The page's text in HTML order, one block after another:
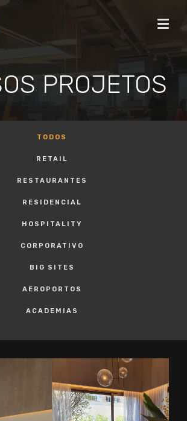
PROJETOS
TODOS
RETAIL
RESTAURANTES
RESIDENCIAL
HOSPITALITY
CORPORATIVO
BIG SITES
AEROPORTOS
ACADEMIAS